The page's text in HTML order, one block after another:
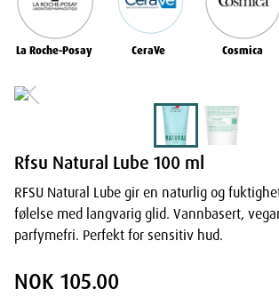
La Roche-Posay CeraVe Cosmica
Rfsu Natural Lube 100 ml
RFSU Natural Lube gir en naturlig og
følelse med langvarig glid. Vannbasert,
parfymefri. Perfekt for sensitiv hud.
NOK 105.00